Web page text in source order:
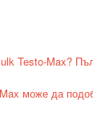
Testo-Max?
може да